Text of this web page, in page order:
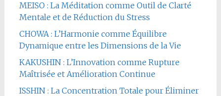
MEISO : La Méditation comme Outil de Clarté
Mentale et de Réduction du Stress
CHOWA : L’Harmonie comme Équilibre
Dynamique entre les Dimensions de la Vie
KAKUSHIN : L’Innovation comme Rupture
Maîtrisée et Amélioration Continue
ISSHIN : La Concentration Totale pour Éliminer